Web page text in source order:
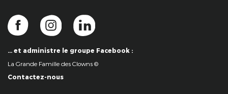
… et administre le groupe Facebook :
La Grande Famille des Clowns ©
Contactez-nous